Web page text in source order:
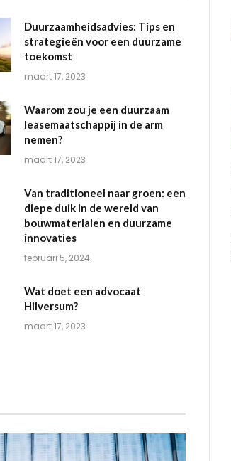
Duurzaamheidsadvies: Tips en
strategieën voor een duurzame
toekomst
maart 17, 2023
Waarom zou je een duurzaam
leasemaatschappij in de arm
nemen?
maart 17, 2023
Van traditioneel naar groen: een
diepe duik in de wereld van
bouwmaterialen en duurzame
innovaties
februari 5, 2024
Wat doet een advocaat
Hilversum?
maart 17, 2023